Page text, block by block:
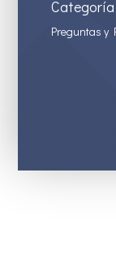
Categoría
Preguntas y